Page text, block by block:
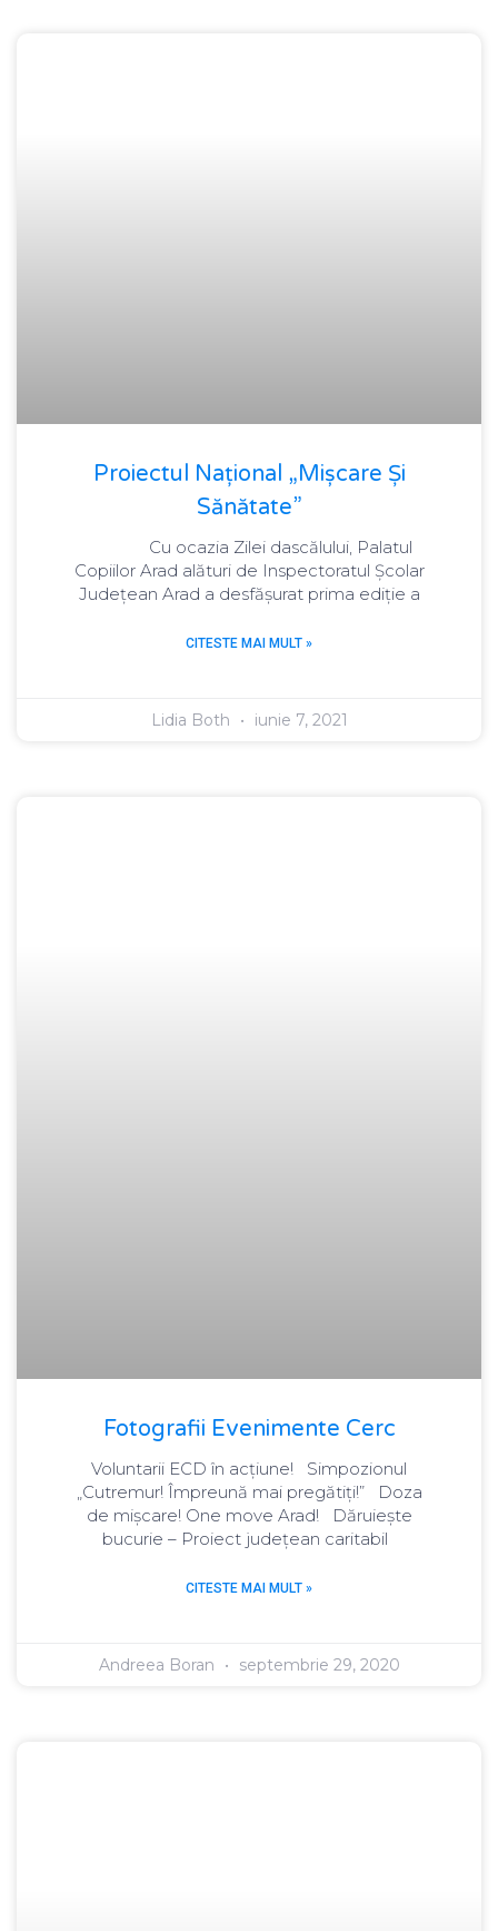
Proiectul Național „Mișcare Și
Sănătate”
Cu ocazia Zilei dascălului, Palatul
Copiilor Arad alături de Inspectoratul Școlar
Județean Arad a desfășurat prima ediție a
CITESTE MAI MULT »
Lidia Both iunie 7, 2021
Fotografii Evenimente Cerc
Voluntarii ECD în acțiune! Simpozionul
„Cutremur! Împreună mai pregătiți!” Doza
de mișcare! One move Arad! Dăruiește
bucurie – Proiect județean caritabil
CITESTE MAI MULT »
Andreea Boran septembrie 29, 2020